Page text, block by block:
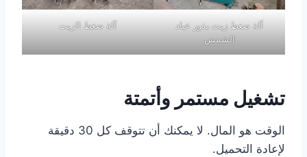
آلة ضغط زيت بذور عباد
الشمس
آلة ضغط الزيت
تشغيل مستمر وأتمتة
الوقت هو المال. لا يمكنك أن تتوقف كل 30 دقيقة
لإعادة التحميل.